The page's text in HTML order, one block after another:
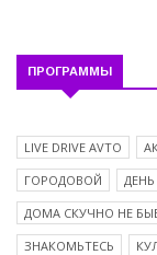
ПРОГРАММЫ
LIVE DRIVE AVTO
ГОРОДОВОЙ
ДОМА СКУЧНО НЕ
ЗНАКОМЬТЕСЬ